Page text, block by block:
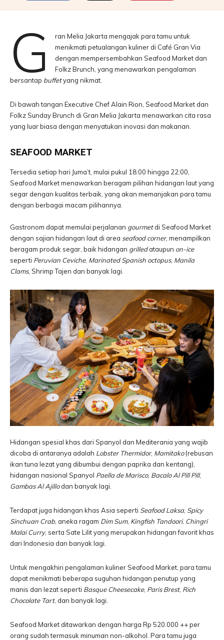
G
ran Melia Jakarta mengajak para tamu untuk
menikmati petualangan kuliner di Café Gran Via
dengan mempersembahkan Seafood Market dan
Folkz Brunch, yang menawarkan pengalaman
bersantap buffetyang nikmat.
Di bawah tangan Executive Chef Alain Rion, Seafood Market dan
Folkz Sunday Brunch di Gran Melia Jakarta menawarkan cita rasa
yang luar biasa dengan menyatukan inovasi dan makanan.
SEAFOOD MARKET
Tersedia setiap hari Juma’t, mulai pukul 18:00 hingga 22:00,
Seafood Market menawarkan beragam pilihan hidangan laut yang
segar dengan kualitas terbaik, yang akan memanjakan para tamu
dengan berbagai macam pilihannya.
Gastronom dapat memulai perjalanan gourmetdi Seafood Market
dengan sajian hidangan laut di area seafood corner, menampilkan
beragam produk segar, baik hidangan grilledataupun on-ice
seperti Peruvian Ceviche, Marinated Spanish octopus, Manila
Clams, Shrimp Tajen dan banyak lagi.
Hidangan spesial khas dari Spanyol dan Mediterania yang wajib
dicoba di antaranya adalah Lobster Thermidor, Mamitako(rebusan
ikan tuna lezat yang dibumbui dengan paprika dan kentang),
hidangan nasional Spanyol Paella de Marisco, Bacalo Al Pill Pill,
Gambas Al Ajillodan banyak lagi.
Terdapat juga hidangan khas Asia seperti Seafood Laksa, Spicy
Sinchuan Crab, aneka ragam Dim Sum, Kingfish Tandoori, Chingri
Malai Curry, serta Sate Lilit yang merupakan hidangan favorit khas
dari Indonesia dan banyak lagi.
Untuk mengakhiri pengalaman kuliner Seafood Market, para tamu
dapat menikmati beberapa suguhan hidangan penutup yang
manis dan lezat seperti Basque Cheesecake, Paris Brest, Rich
Chocolate Tart, dan banyak lagi.
Seafood Market ditawarkan dengan harga Rp 520.000 ++ per
orang sudah termasuk minuman non-alkohol. Para tamu juga